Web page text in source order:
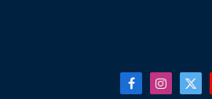
FacebookInstagram
X